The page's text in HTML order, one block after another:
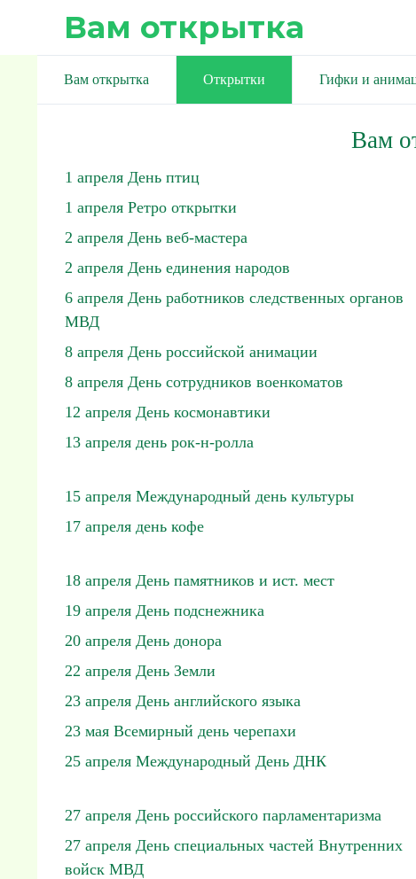
Вам открытка
Вам открытка Открытки Гифки и
Вам
1 апреля День птиц
1 апреля Ретро открытки
2 апреля День веб-мастера
2 апреля День единения народов
6 апреля День работников следственных органов
МВД
8 апреля День российской анимации
8 апреля День сотрудников военкоматов
12 апреля День космонавтики
13 апреля день рок-н-ролла
15 апреля Международный день культуры
17 апреля день кофе
18 апреля День памятников и ист. мест
19 апреля День подснежника
20 апреля День донора
22 апреля День Земли
23 апреля День английского языка
23 мая Всемирный день черепахи
25 апреля Международный День ДНК
27 апреля День российского парламентаризма
27 апреля День специальных частей Внутренних
войск МВД